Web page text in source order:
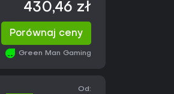
430,46 zł
Porównaj ceny
Green Man Gaming
Od: